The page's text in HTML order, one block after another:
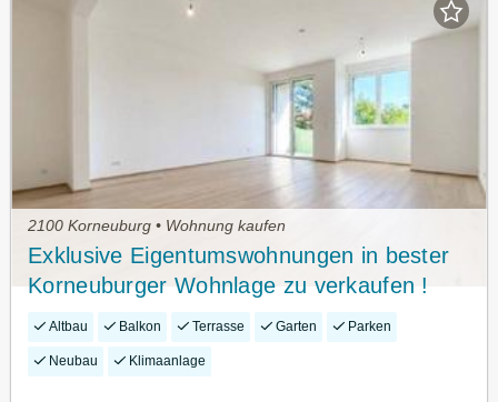
2100 Korneuburg • Wohnung kaufen
Exklusive Eigentumswohnungen in bester
Korneuburger Wohnlage zu verkaufen !
Altbau Balkon Terrasse Garten Parken
Neubau Klimaanlage